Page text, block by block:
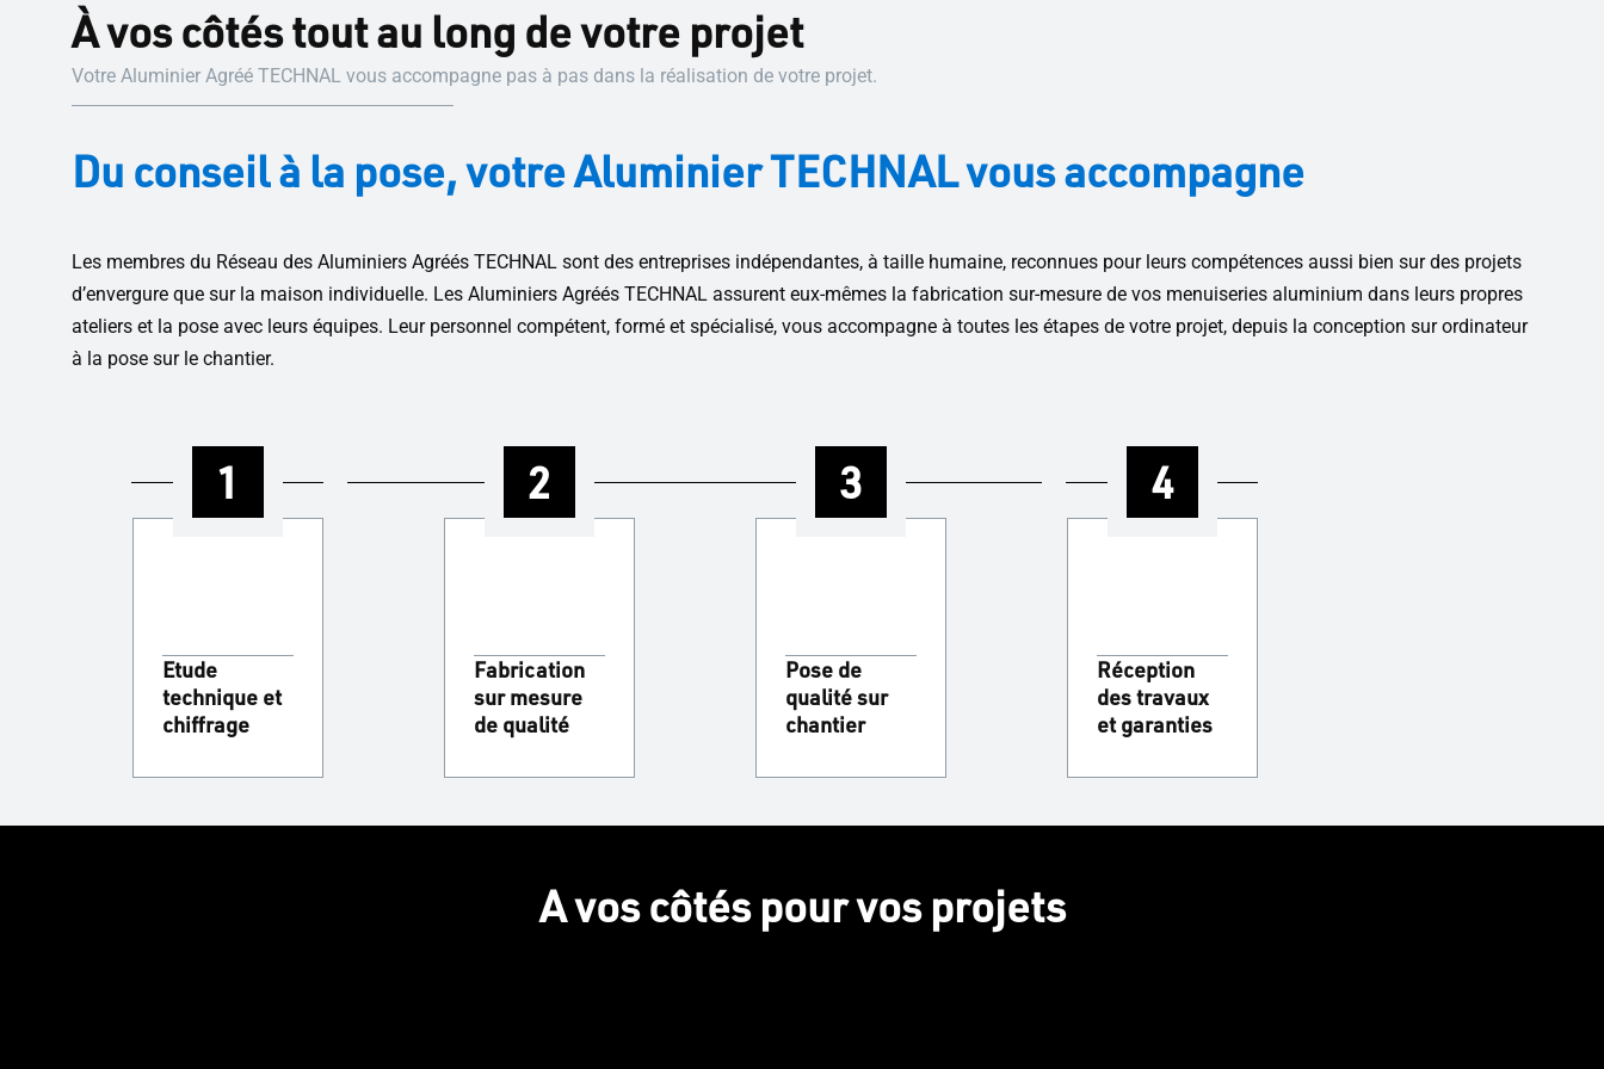
À vos côtés tout au long de votre projet
Votre Aluminier Agréé TECHNAL vous accompagne pas à pas dans la réalisation de votre projet.
Du conseil à la pose, votre Aluminier TECHNAL vous accompagne
Les membres du Réseau des Aluminiers Agréés TECHNAL sont des entreprises indépendantes, à taille humaine, reconnues pour leurs compétences aussi bien sur des projets
d’envergure que sur la maison individuelle. Les Aluminiers Agréés TECHNAL assurent eux-mêmes la fabrication sur-mesure de vos menuiseries aluminium dans leurs propres
ateliers et la pose avec leurs équipes. Leur personnel compétent, formé et spécialisé, vous accompagne à toutes les étapes de votre projet, depuis la conception sur ordinateur
à la pose sur le chantier.
1
Etude
technique et
chiffrage
2
Fabrication
sur mesure
de qualité
3
Pose de
qualité sur
chantier
4
Réception
des travaux
et garanties
A vos côtés pour vos projets